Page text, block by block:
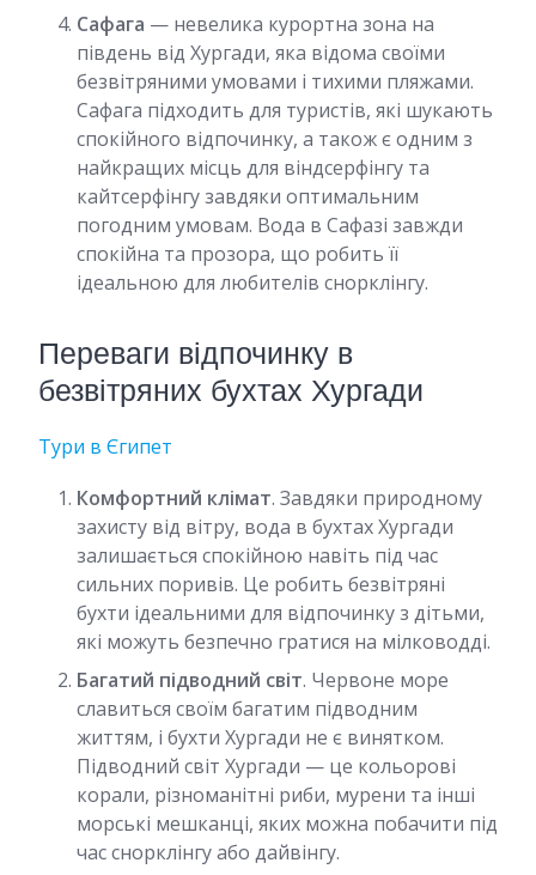
Сафага — невелика курортна зона на
південь від Хургади, яка відома своїми
безвітряними умовами і тихими пляжами.
Сафага підходить для туристів, які шукають
спокійного відпочинку, а також є одним з
найкращих місць для віндсерфінгу та
кайтсерфінгу завдяки оптимальним
погодним умовам. Вода в Сафазі завжди
спокійна та прозора, що робить її
ідеальною для любителів снорклінгу.
Переваги відпочинку в
безвітряних бухтах Хургади
Тури в Єгипет
Комфортний клімат. Завдяки природному
захисту від вітру, вода в бухтах Хургади
залишається спокійною навіть під час
сильних поривів. Це робить безвітряні
бухти ідеальними для відпочинку з дітьми,
які можуть безпечно гратися на мілководді.
Багатий підводний світ. Червоне море
славиться своїм багатим підводним
життям, і бухти Хургади не є винятком.
Підводний світ Хургади — це кольорові
корали, різноманітні риби, мурени та інші
морські мешканці, яких можна побачити під
час снорклінгу або дайвінгу.